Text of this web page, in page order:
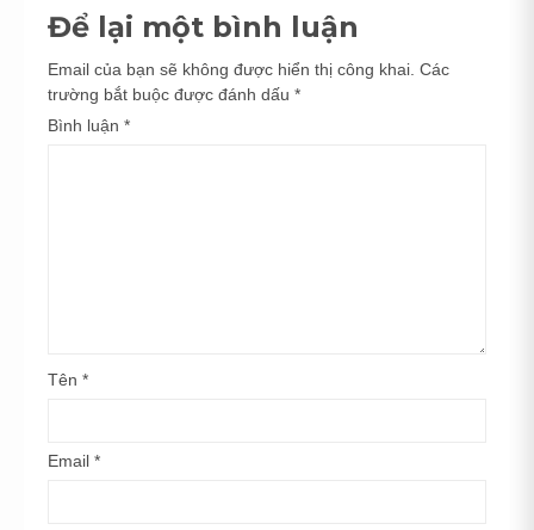
viết
Để lại một bình luận
Email của bạn sẽ không được hiển thị công khai. Các
trường bắt buộc được đánh dấu *
Bình luận *
Tên *
Email *